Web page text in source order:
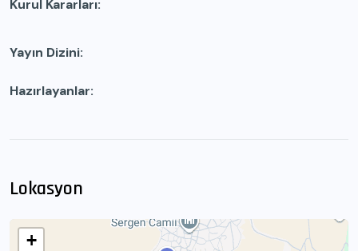
Kurul Kararları
Yayın Dizini
Hazırlayanlar
Lokasyon
+